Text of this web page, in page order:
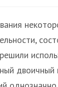
двоичный